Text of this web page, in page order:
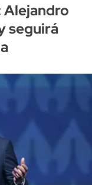
Alejandro
seguirá